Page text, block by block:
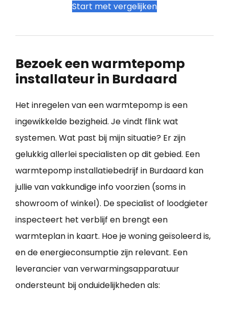
Start met vergelijken
Bezoek een warmtepomp
installateur in Burdaard
Het inregelen van een warmtepomp is een
ingewikkelde bezigheid. Je vindt flink wat
systemen. Wat past bij mijn situatie? Er zijn
gelukkig allerlei specialisten op dit gebied. Een
warmtepomp installatiebedrijf in Burdaard kan
jullie van vakkundige info voorzien (soms in
showroom of winkel). De specialist of loodgieter
inspecteert het verblijf en brengt een
warmteplan in kaart. Hoe je woning geïsoleerd is,
en de energieconsumptie zijn relevant. Een
leverancier van verwarmingsapparatuur
ondersteunt bij onduidelijkheden als: